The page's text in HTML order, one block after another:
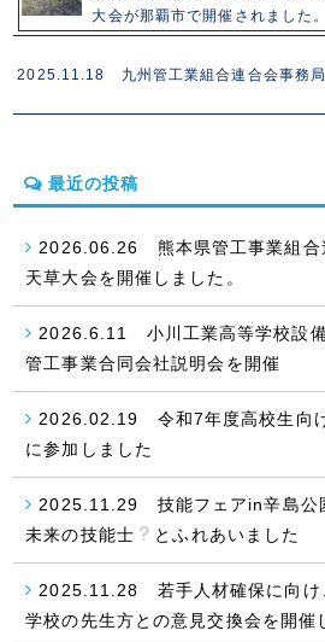
大会が那覇市で開催されました。
2025.11.18 九州管工業組合連合会事務局
最近の投稿
2026.06.26 熊本県管工事業組合
天草大会を開催しました。
2026.6.11 小川工業高等学校設
管工事業合同会社説明会を開催
2026.02.19 令和7年度高校生向
に参加しました
2025.11.29 技能フェアin辛島公
未来の技能士
とふれあいました
2025.11.28 若手人材確保に向け
学校の先生方との意見交換会を開催